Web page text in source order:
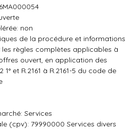
non
de la procédure et informations
règles complètes applicables à
ouvert, en application des
1° et R.2161 à R.2161-5 du code de
Services
(cpv): 79990000 Services divers